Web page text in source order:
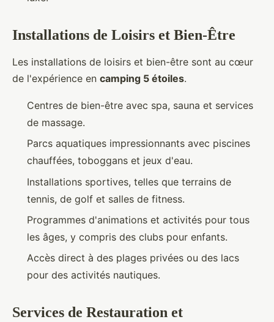
Installations de Loisirs et Bien-Être
Les installations de loisirs et bien-être sont au cœur
de l'expérience en camping 5 étoiles.
Centres de bien-être avec spa, sauna et services
de massage.
Parcs aquatiques impressionnants avec piscines
chauffées, toboggans et jeux d'eau.
Installations sportives, telles que terrains de
tennis, de golf et salles de fitness.
Programmes d'animations et activités pour tous
les âges, y compris des clubs pour enfants.
Accès direct à des plages privées ou des lacs
pour des activités nautiques.
Services de Restauration et